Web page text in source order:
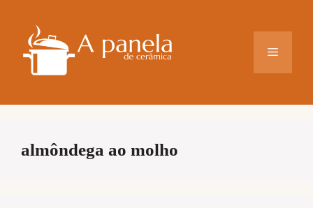
conteúdo
Menu
almôndega ao molho